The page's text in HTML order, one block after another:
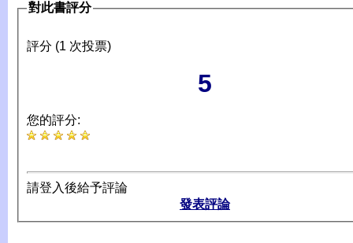
對此書評分
評分 (1 次投票)
5
您的評分:
請登入後給予評論
發表評論